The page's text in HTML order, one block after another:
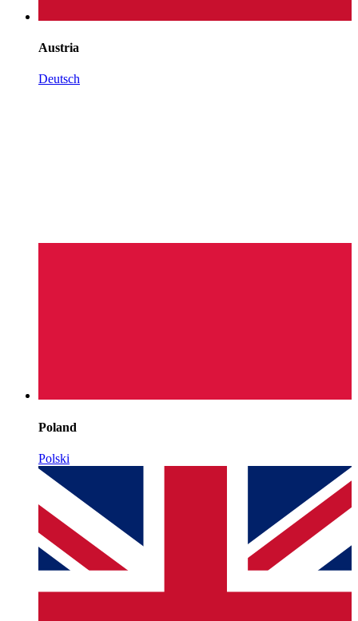
Austria
Deutsch
Poland
Polski